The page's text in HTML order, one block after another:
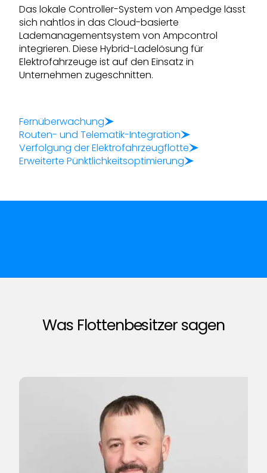
Das lokale Controller-System von Ampedge lässt
sich nahtlos in das Cloud-basierte
Lademanagementsystem von Ampcontrol
integrieren. Diese Hybrid-Ladelösung für
Elektrofahrzeuge ist auf den Einsatz in
Unternehmen zugeschnitten.
Fernüberwachung
Routen- und Telematik-Integration
Verfolgung der Elektrofahrzeugflotte
Erweiterte Pünktlichkeitsoptimierung
Was Flottenbesitzer sagen